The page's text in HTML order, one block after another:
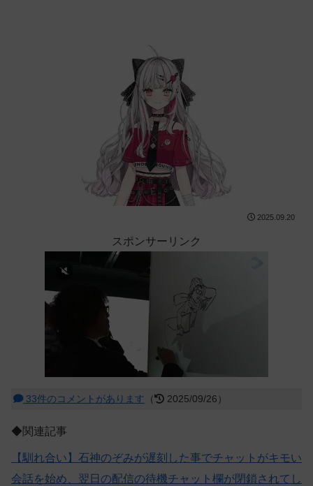
2025.09.20
スポンサーリンク
33件のコメントがあります （ 2025/09/26）
◆関連記事
【馴れ合い】石神のぞみが遅刻した事でチャットがキモい
会話を始め、翌日の配信の待機チャット欄が閉鎖されてし